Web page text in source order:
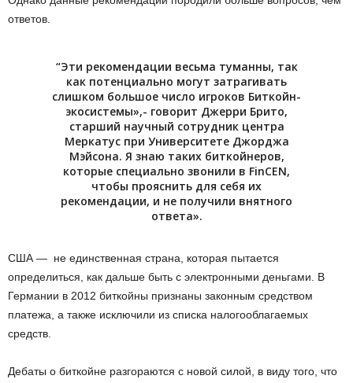
ответов.
“Эти рекомендации весьма туманны, так
как потенциально могут затрагивать
слишком большое число игроков Биткойн-
экосистемы»,- говорит Джерри Брито,
старший научный сотрудник центра
Меркатус при Университете Джорджа
Мэйсона. Я знаю таких биткойнеров,
которые специально звонили в FinCEN,
чтобы прояснить для себя их
рекомендации, и не получили внятного
ответа».
США — не единственная страна, которая пытается
определиться, как дальше быть с электронными деньгами. В
Германии в 2012 биткойны признаны законным средством
платежа, а также исключили из списка налогооблагаемых
средств.
Дебаты о биткойне разгораются с новой силой, в виду того, что